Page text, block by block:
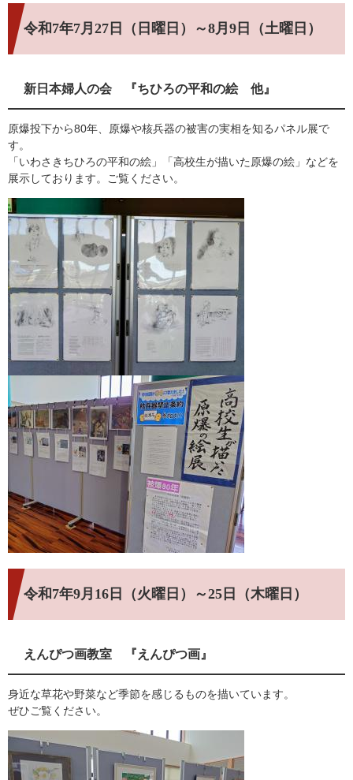
令和7年7月27日（日曜日）～8月9日（土曜日）
新日本婦人の会 『ちひろの平和の絵 他』
​原爆投下から80年、原爆や核兵器の被害の実相を知るパネル展で
す。
「いわさきちひろの平和の絵」「高校生が描いた原爆の絵」などを
展示しております。ご覧ください。
令和7年9月16日（火曜日）～25日（木曜日）
えんぴつ画教室 『えんぴつ画』
身近な草花や野菜など季節を感じるものを描いています。
ぜひご覧ください。